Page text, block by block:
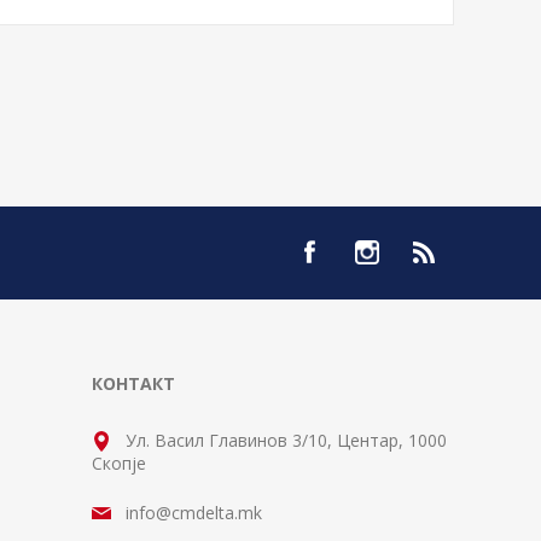
КОНТАКТ
Ул. Васил Главинов 3/10, Центар, 1000
Скопје
info@cmdelta.mk